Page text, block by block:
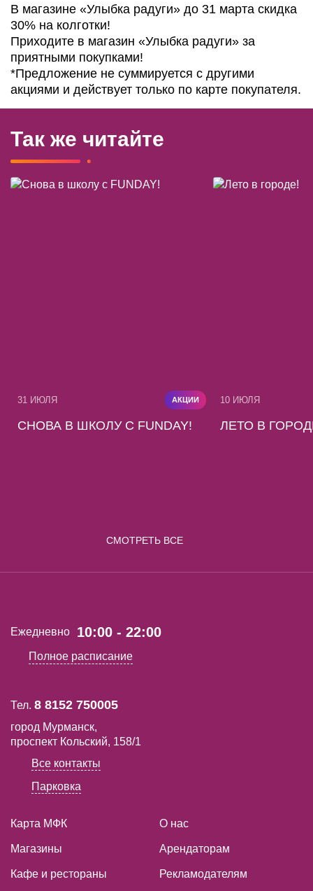
В магазине «Улыбка радуги» до 31 марта скидка
30% на колготки!
Приходите в магазин «Улыбка радуги» за
приятными покупками!
*Предложение не суммируется с другими
акциями и действует только по карте покупателя.
Так же читайте
31 ИЮЛЯ АКЦИИ
СНОВА В ШКОЛУ С FUNDAY!
10 ИЮЛЯ
ЛЕТО В
СМОТРЕТЬ ВСЕ
Ежедневно 10:00 - 22:00
Полное расписание
Тел. 8 8152 750005
город Мурманск,
проспект Кольский, 158/1
Все контакты
Парковка
Карта МФК
Магазины
Кафе и рестораны
О нас
Арендаторам
Рекламодателям